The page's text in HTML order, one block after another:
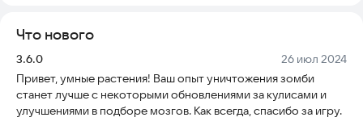
справиться с любой угрозой.
конфиденциальности EA и Пользовательское соглашение.
Будьте осторожны с запасом семян и зелени. Зомби
Что нового
Версия:
3.6.0 Дата:
26 июл 2024
Привет, умные растения! Ваш опыт уничтожения зомби
станет лучше с некоторыми обновлениями за кулисами и
улучшениями в подборе мозгов. Как всегда, спасибо за игру.